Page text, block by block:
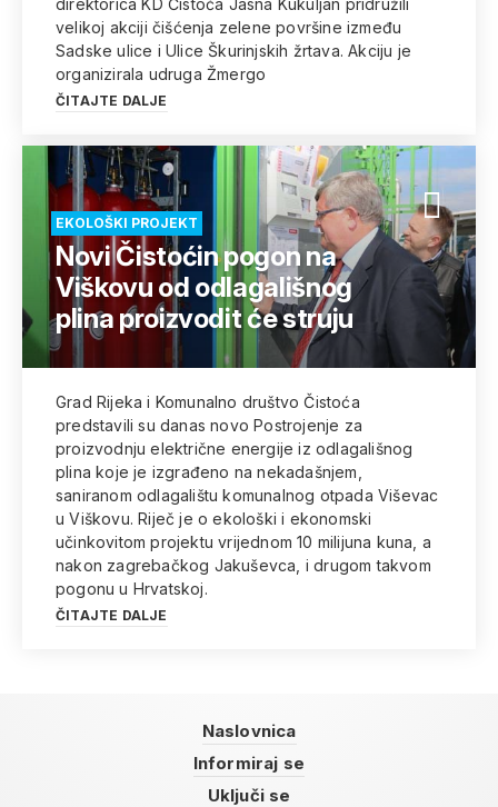
direktorica KD Čistoća Jasna Kukuljan pridružili
velikoj akciji čišćenja zelene površine između
Sadske ulice i Ulice Škurinjskih žrtava. Akciju je
organizirala udruga Žmergo
ČITAJTE DALJE
EKOLOŠKI PROJEKT
Novi Čistoćin pogon na
Viškovu od odlagališnog
plina proizvodit će struju
Grad Rijeka i Komunalno društvo Čistoća
predstavili su danas novo Postrojenje za
proizvodnju električne energije iz odlagališnog
plina koje je izgrađeno na nekadašnjem,
saniranom odlagalištu komunalnog otpada Viševac
u Viškovu. Riječ je o ekološki i ekonomski
učinkovitom projektu vrijednom 10 milijuna kuna, a
nakon zagrebačkog Jakuševca, i drugom takvom
pogonu u Hrvatskoj.
ČITAJTE DALJE
Naslovnica
Informiraj se
Uključi se